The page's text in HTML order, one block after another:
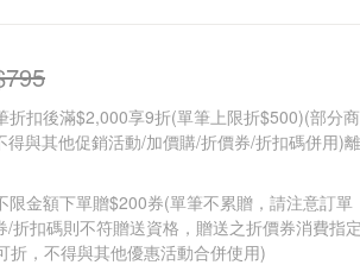
折扣後滿$2,000享9折(單筆上限折$500)(部分商
得與其他促銷活動/加價購/折價券/折扣碼併用)離
限金額下單贈$200券(單筆不累贈，請注意訂單
/折扣碼則不符贈送資格，贈送之折價券消費指定
折，不得與其他優惠活動合併使用)